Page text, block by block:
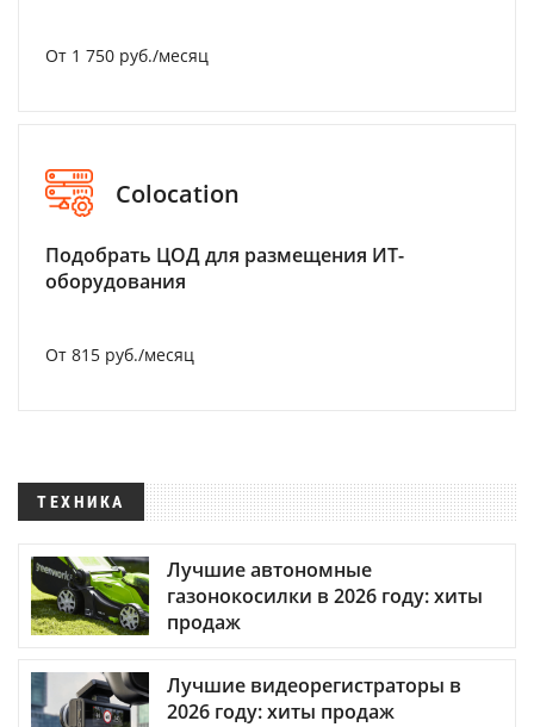
От 1 750 руб./месяц
Colocation
Подобрать ЦОД для размещения ИТ-
оборудования
От 815 руб./месяц
ТЕХНИКА
Лучшие автономные
газонокосилки в 2026 году: хиты
продаж
Лучшие видеорегистраторы в
2026 году: хиты продаж